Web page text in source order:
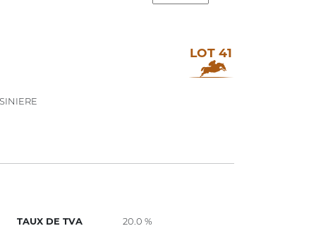
LOT 41
TAUX DE TVA 20.0 %